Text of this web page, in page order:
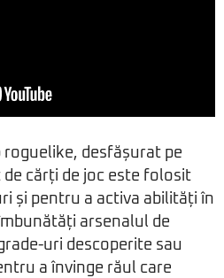
roguelike, desfășurat pe
cărți de joc este folosit
și pentru a activa abilități în
arsenalul de
uri descoperite sau
a învinge răul care